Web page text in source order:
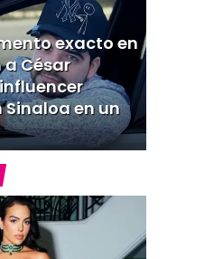
exacto en
César
en un